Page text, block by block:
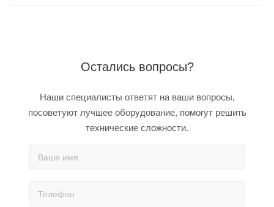
Остались вопросы?
Наши специалисты ответят на ваши вопросы,
посоветуют лучшее оборудование, помогут решить
технические сложности.